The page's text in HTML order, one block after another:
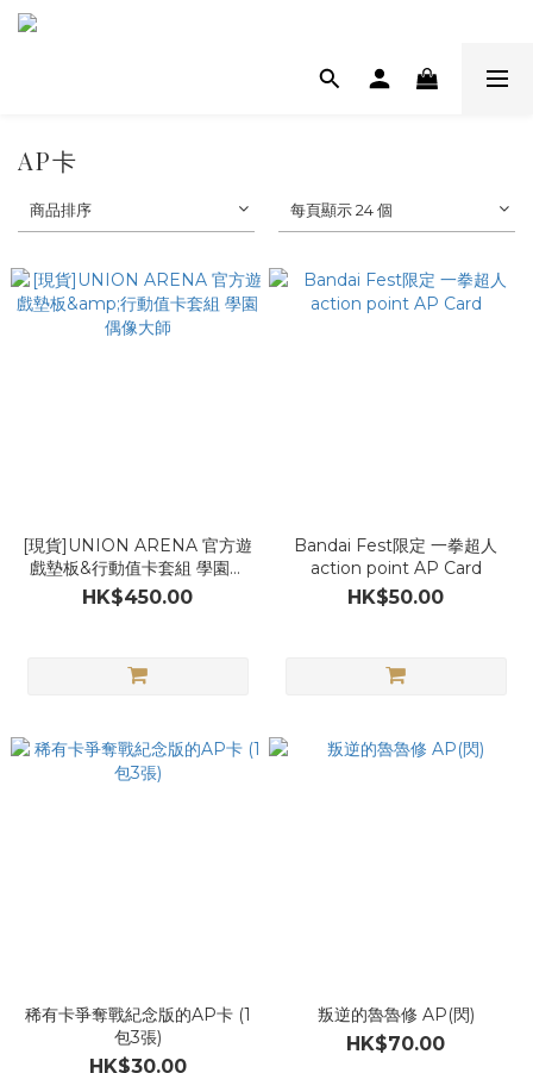
AP卡
商品排序 每頁顯示 24 個
[現貨]UNION ARENA 官方遊
戲墊板&行動值卡套組 學園偶
像大師
HK$450.00
Bandai Fest限定 一拳超人
action point AP Card
HK$50.00
稀有卡爭奪戰紀念版的AP卡 (1
包3張)
HK$30.00
叛逆的魯魯修 AP(閃)
HK$70.00